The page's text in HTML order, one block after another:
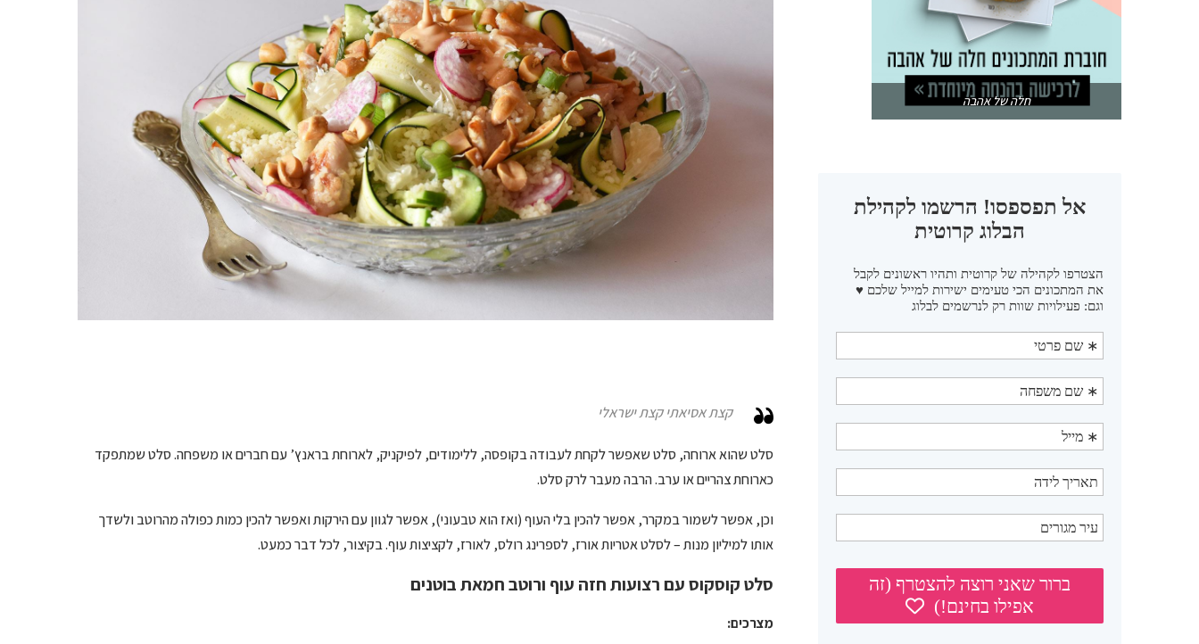
קצת אסיאתי קצת ישראלי
סלט שהוא ארוחה, סלט שאפשר לקחת לעבודה בקופסה, ללימודים, לפיקניק, לארוחת בראנץ’ עם חברים או משפחה. סלט שמתפקד
כארוחת צהריים או ערב. הרבה מעבר לרק סלט.
וכן, אפשר לשמור במקרר, אפשר להכין בלי העוף (ואז הוא טבעוני), אפשר לגוון עם הירקות ואפשר להכין כמות כפולה מהרוטב ולשדך
אותו למיליון מנות – לסלט אטריות אורז, לספרינג רולס, לאורז, לקציצות עוף. בקיצור, לכל דבר כמעט.
סלט קוסקוס עם רצועות חזה עוף ורוטב חמאת בוטנים
מצרכים:
חלה של אהבה